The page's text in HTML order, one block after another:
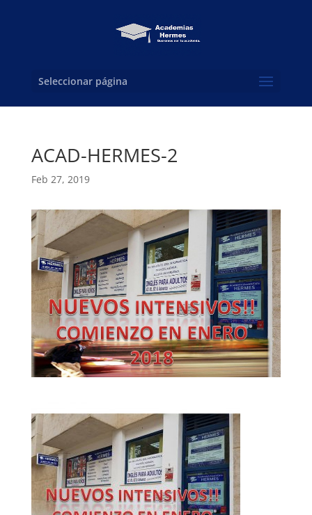
Seleccionar página
ACAD-HERMES-2
Feb 27, 2019